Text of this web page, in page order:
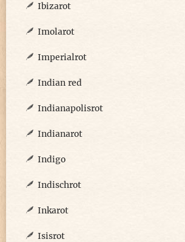
Ibizarot
Imolarot
Imperialrot
Indian red
Indianapolisrot
Indianarot
Indigo
Indischrot
Inkarot
Isisrot